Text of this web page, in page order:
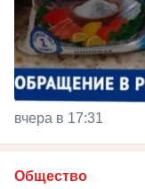
вчера в 17:31
Общество